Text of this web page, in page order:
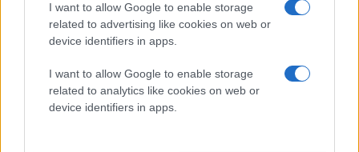
I want to allow Google to enable storage
related to advertising like cookies on web or
device identifiers in apps.
I want to allow Google to enable storage
related to analytics like cookies on web or
device identifiers in apps.
Και τρίτον, όποιος ενταχθεί στο πρόγραμμα θα αναλάβει
συγκεκριμένες δεσμεύσεις όσον αφορά τη διαμόρφωση του
ενοικίου. Θα προβλέπονται «κόφτες», καθώς ο τελικός
«λογικές τιμές».